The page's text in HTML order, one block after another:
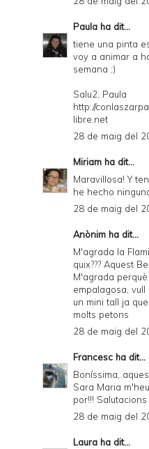
Paula ha dit...
tiene una pinta
voy a animar a
semana ;)
Salu2, Paula
http://
libre.net
28 de maig del
Miriam ha dit...
Maravillosa! Y
he hecho
28 de maig del
Anònim ha dit...
M'agrada la
quix??? Aquest
M'agrada
empalagosa,
un mini tall ja
molts petons
28 de maig del
Francesc ha dit...
Boníssima,
Sara Maria
por!!! Salutacions
28 de maig del
Laura ha dit...